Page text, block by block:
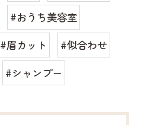
#おうち美容室
#眉カット
#似合わせ
#シャンプー